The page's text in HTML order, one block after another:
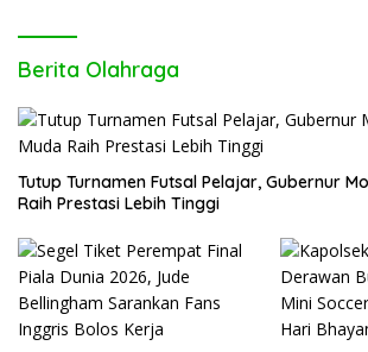
Berita Olahraga
Tutup Turnamen Futsal Pelajar, Gubernur
Raih Prestasi Lebih Tinggi